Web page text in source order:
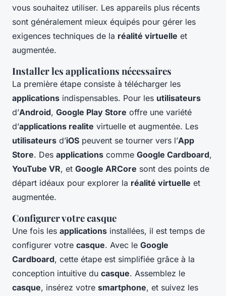
vous souhaitez utiliser. Les appareils plus récents
sont généralement mieux équipés pour gérer les
exigences techniques de la réalité virtuelle et
augmentée.
Installer les applications nécessaires
La première étape consiste à télécharger les
applications indispensables. Pour les utilisateurs
d’Android, Google Play Store offre une variété
d’applications realite virtuelle et augmentée. Les
utilisateurs d’iOS peuvent se tourner vers l’App
Store. Des applications comme Google Cardboard,
YouTube VR, et Google ARCore sont des points de
départ idéaux pour explorer la réalité virtuelle et
augmentée.
Configurer votre casque
Une fois les applications installées, il est temps de
configurer votre casque. Avec le Google
Cardboard, cette étape est simplifiée grâce à la
conception intuitive du casque. Assemblez le
casque, insérez votre smartphone, et suivez les